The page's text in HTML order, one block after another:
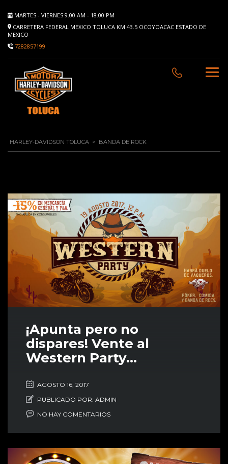
MARTES - VIERNES 9.00 AM - 18.00 PM
CARRETERA FEDERAL MEXICO TOLUCA KM 43.5 OCOYOACAC ESTADO DE
MEXICO
7282857199
HARLEY-DAVIDSON TOLUCA > BANDA DE ROCK
¡Apunta pero no
dispares! Vente al
Western Party…
AGOSTO 16, 2017
PUBLICADO POR: ADMIN
NO HAY COMENTARIOS